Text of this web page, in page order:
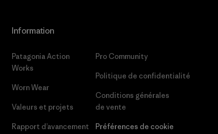
Information
Patagonia Action
Works
Worn Wear
Valeurs et projets
Rapport d’avancement
Pro Community
Politique de confidentialité
Conditions générales
de vente
Préférences de cookie